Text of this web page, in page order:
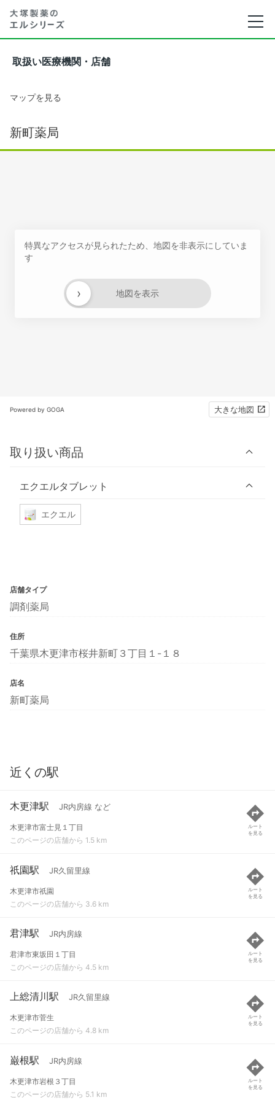
取扱い医療機関・店舗
マップを見る
新町薬局
特異なアクセスが見られたため、地図を非表示にしていま
す
地図を表示
›
Powered by GOGA 大きな地図
取り扱い商品
エクエルタブレット
エクエル
店舗タイプ
調剤薬局
住所
千葉県木更津市桜井新町３丁目１-１８
店名
新町薬局
近くの駅
木更津駅 JR内房線 など
木更津市富士見１丁目
このページの店舗から 1.5 km
ルート
を見る
祇園駅 JR久留里線
木更津市祇園
このページの店舗から 3.6 km
ルート
を見る
君津駅 JR内房線
君津市東坂田１丁目
このページの店舗から 4.5 km
ルート
を見る
上総清川駅 JR久留里線
木更津市菅生
このページの店舗から 4.8 km
ルート
を見る
巌根駅 JR内房線
木更津市岩根３丁目
このページの店舗から 5.1 km
ルート
を見る